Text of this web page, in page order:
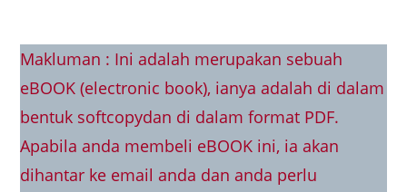
Makluman : Ini adalah merupakan sebuah
eBOOK (electronic book), ianya adalah di dalam
bentuk softcopydan di dalam format PDF.
Apabila anda membeli eBOOK ini, ia akan
dihantar ke email anda dan anda perlu